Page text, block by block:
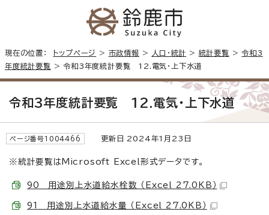
現在の位置： トップページ > 市政情報 > 人口・統計 > 統計要覧 >令和3
年度統計要覧 > 令和3年度統計要覧 12.電気・上下水道
令和3年度統計要覧 12.電気・上下水道
ページ番号1004466 更新日 2024年1月23日
※統計要覧はMicrosoft Excel形式データです。
90 用途別上水道給水栓数 （Excel 27.0KB）
91 用途別上水道給水量 （Excel 27.0KB）